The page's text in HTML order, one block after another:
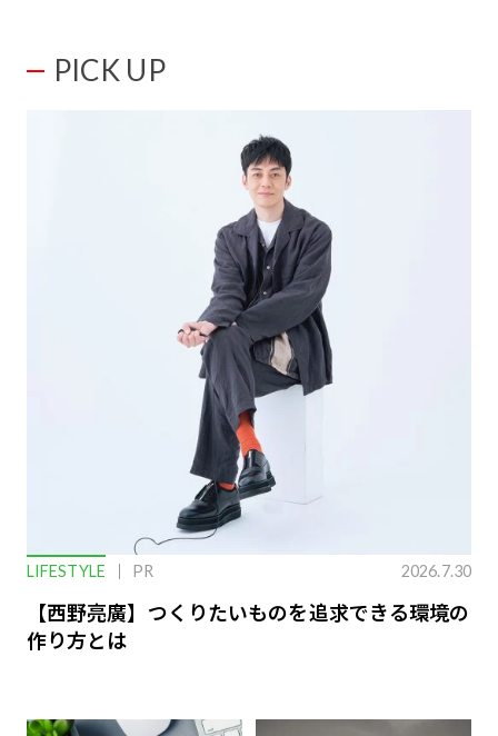
PICK UP
LIFESTYLE PR 2026.7.30
【西野亮廣】つくりたいものを追求できる環境の
作り方とは